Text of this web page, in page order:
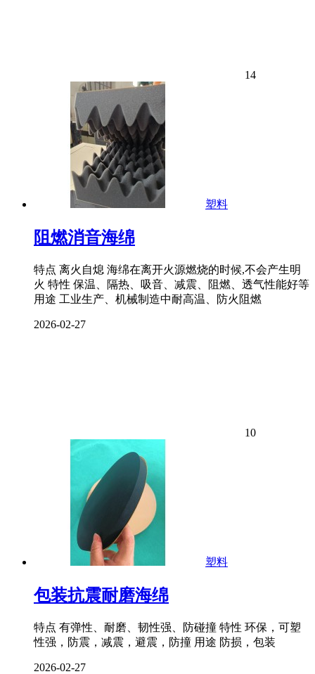
14
塑料
阻燃消音海绵
特点 离火自熄 海绵在离开火源燃烧的时候,不会产生明
火 特性 保温、隔热、吸音、减震、阻燃、透气性能好等
用途 工业生产、机械制造中耐高温、防火阻燃
2026-02-27
10
塑料
包装抗震耐磨海绵
特点 有弹性、耐磨、韧性强、防碰撞 特性 环保，可塑
性强，防震，减震，避震，防撞 用途 防损，包装
2026-02-27